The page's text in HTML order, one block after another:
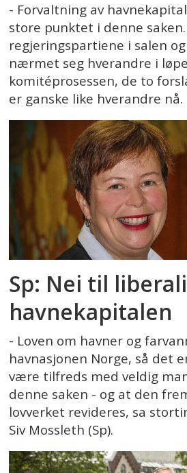
- Forvaltning av
store punktet i denne
regjeringspartiene i salen
nærmet seg hverandre i
komitéprosessen, de to
er ganske like hverandre nå.
Sp: Nei til
havnekapitalen
- Loven om havner og
havnasjonen Norge, så det
være tilfreds med veldig
denne saken - og at den
lovverket revideres, sa
Siv Mossleth (Sp).